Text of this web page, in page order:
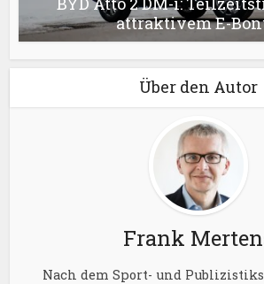
attraktivem E-
Über den Autor
Frank
Nach dem Sport- und